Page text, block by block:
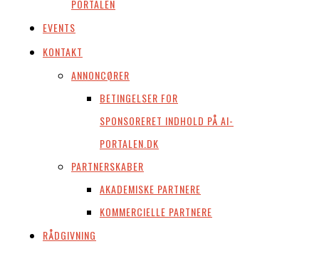
PORTALEN
EVENTS
KONTAKT
ANNONCØRER
BETINGELSER FOR
SPONSORERET INDHOLD PÅ AI-
PORTALEN.DK
PARTNERSKABER
AKADEMISKE PARTNERE
KOMMERCIELLE PARTNERE
RÅDGIVNING